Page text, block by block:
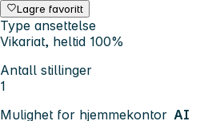
Lagre favoritt
Type ansettelse
Vikariat, heltid 100%
Antall stillinger
1
Mulighet for hjemmekontor AI